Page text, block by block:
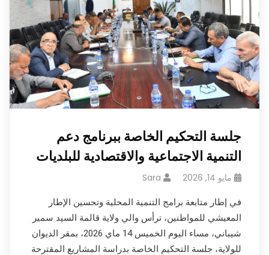
جلسة التحكيم الخاصة ببرنامج دعم
التنمية الاجتماعية والاقتصادية للبلديات
مايو 14, 2026 Sara
في إطار متابعة برامج التنمية المحلية وتحسين الإطار
المعيشي للمواطنين، ترأس والي ولاية قالمة السيد سمير
شيباني، مساء اليوم الخميس 14 ماي 2026، بمقر الديوان
للولاية، جلسة التحكيم الخاصة بدراسة المشاريع المقترحة